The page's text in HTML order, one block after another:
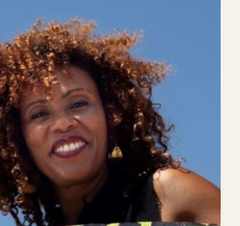
Samissone, designer de moda e
fundadora da marca portuguesa
alia exclusividade, tradição e
Inspirada nas suas raízes
cria peças únicas feitas à
usando tecidos africanos de alta
resgatam patrimónios culturais.
Tecelagem Circular propõe uma
sustentável e acessível, que
tradições têxteis para promover